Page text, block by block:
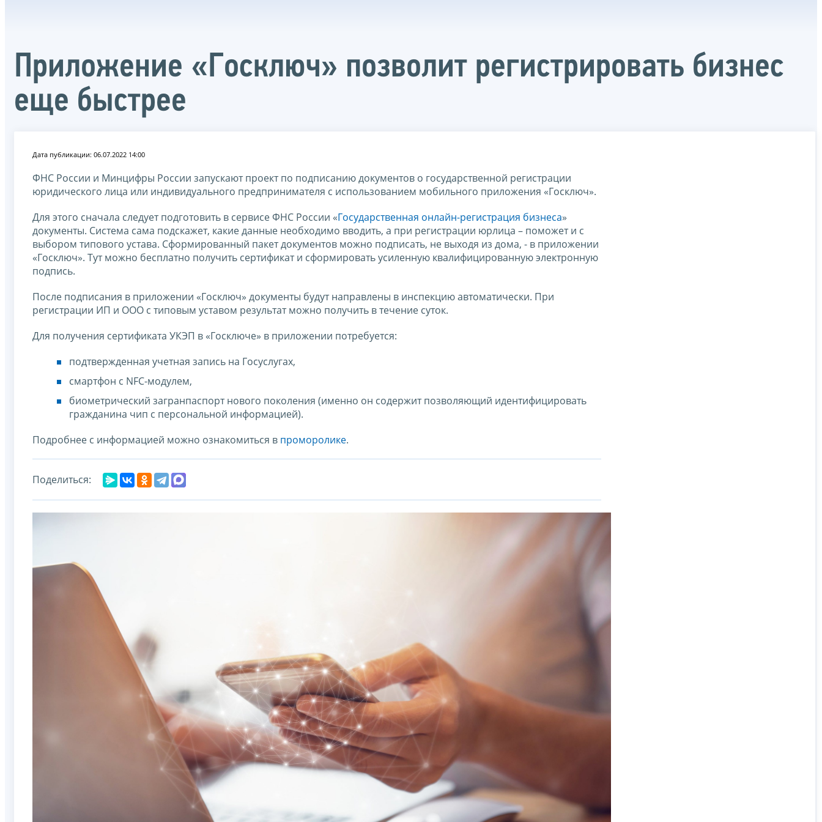
Приложение «Госключ» позволит регистрировать бизнес
еще быстрее
Дата публикации: 06.07.2022 14:00
ФНС России и Минцифры России запускают проект по подписанию документов о государственной регистрации
юридического лица или индивидуального предпринимателя с использованием мобильного приложения «Госключ».
Для этого сначала следует подготовить в сервисе ФНС России «Государственная онлайн-регистрация бизнеса»
документы. Система сама подскажет, какие данные необходимо вводить, а при регистрации юрлица – поможет и с
выбором типового устава. Сформированный пакет документов можно подписать, не выходя из дома, - в приложении
«Госключ». Тут можно бесплатно получить сертификат и сформировать усиленную квалифицированную электронную
подпись.
После подписания в приложении «Госключ» документы будут направлены в инспекцию автоматически. При
регистрации ИП и ООО с типовым уставом результат можно получить в течение суток.
Для получения сертификата УКЭП в «Госключе» в приложении потребуется:
подтвержденная учетная запись на Госуслугах,
смартфон с NFC-модулем,
биометрический загранпаспорт нового поколения (именно он содержит позволяющий идентифицировать
гражданина чип с персональной информацией).
Подробнее с информацией можно ознакомиться в проморолике.
Поделиться: